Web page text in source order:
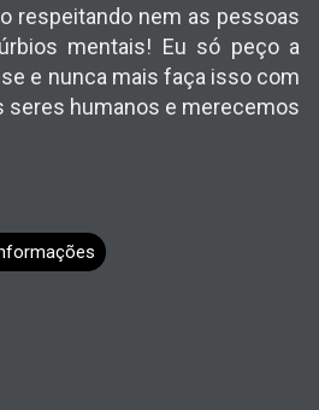
respeitando nem as pessoas
mentais! Eu só peço a
e nunca mais faça isso com
seres humanos e merecemos